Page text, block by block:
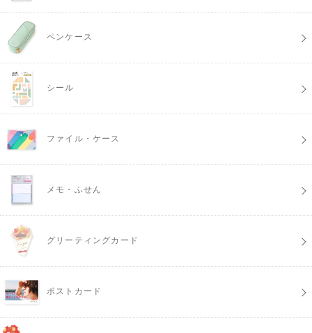
ペンケース
シール
ファイル・ケース
メモ・ふせん
グリーティングカード
ポストカード